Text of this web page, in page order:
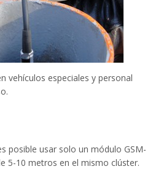
vehículos especiales y personal
posible usar solo un módulo GSM-
5-10 metros en el mismo clúster.